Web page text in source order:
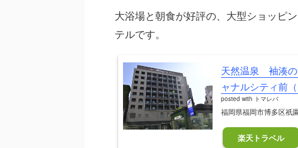
大浴場と朝食が好評の、大型ショッピ
テルです。
天然温泉 袖湊
ャナルシティ前
posted with トマレバ
福岡県福岡市博多区祇
楽天トラベル